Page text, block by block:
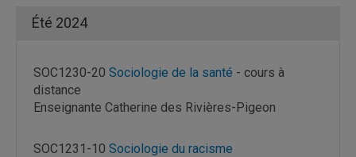
Été 2024
SOC1230-20 Sociologie de la santé - cours à
distance
Enseignante Catherine des Rivières-Pigeon
SOC1231-10 Sociologie du racisme